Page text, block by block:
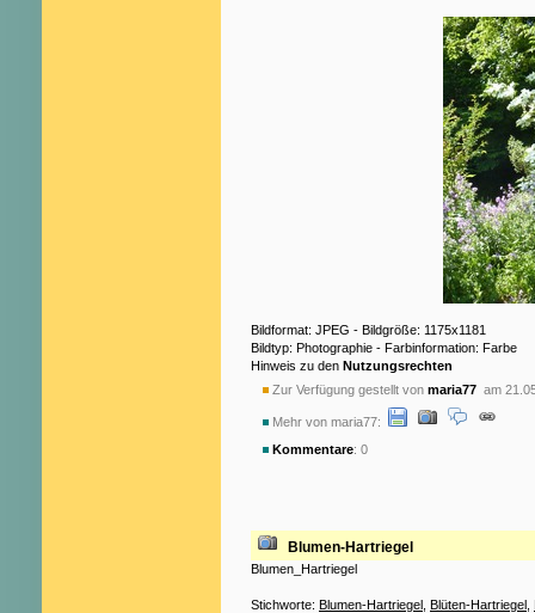
Bildformat: JPEG - Bildgröße: 1175x1181
Bildtyp: Photographie - Farbinformation: Farbe
Hinweis zu den Nutzungsrechten
Zur Verfügung gestellt von maria77 am
Mehr von maria77:
Kommentare: 0
Blumen-Hartriegel
Blumen_Hartriegel
Stichworte: Blumen-Hartriegel Blüten-Hartriegel